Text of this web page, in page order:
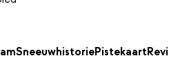
SneeuwhistoriePistekaart